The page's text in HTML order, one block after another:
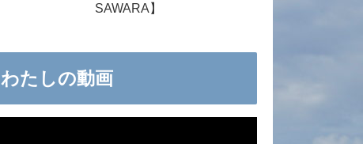
SAWARA】
わたしの動画